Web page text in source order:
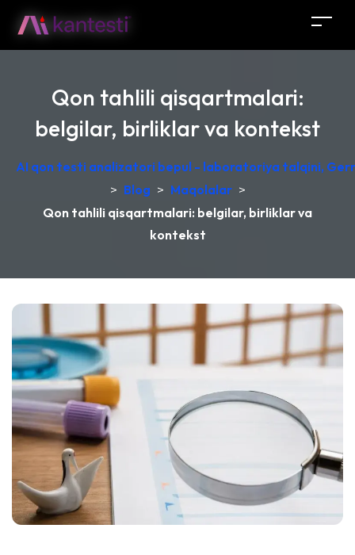
Qon tahlili qisqartmalari:
belgilar, birliklar va kontekst
AI qon testi analizatori bepul - laboratoriya talqini,
> Blog > Maqolalar >
Qon tahlili qisqartmalari: belgilar, birliklar va
kontekst